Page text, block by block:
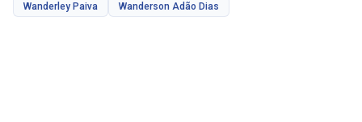
Wanderley Paiva
Wanderson Adão Dias